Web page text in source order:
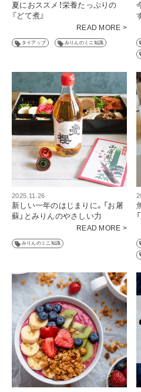
夏におススメ！栄養たっぷりの
『どて煮』
READ MORE >
タイアップ みりんのミニ知識
2025.11.26
新しい一年のはじまりに。「お屠
蘇」とみりんのやさしい力
READ MORE >
みりんのミニ知識